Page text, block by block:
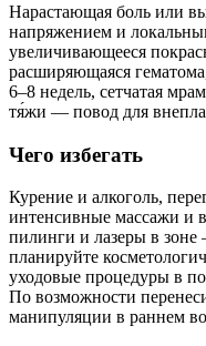
Нарастающая боль или
напряжением и
увеличивающееся
расширяющаяся
6–8 недель, сетчатая
тя́жи — повод для
Чего избегать
Курение и алкоголь,
интенсивные массажи и
пилинги и лазеры в
планируйте
уходовые процедуры в
По возможности
манипуляции в раннем